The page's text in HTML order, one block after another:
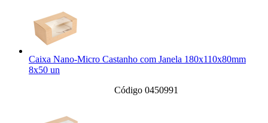
Caixa Nano-Micro Castanho com Janela 180x110x80mm
8x50 un
Código 0450991